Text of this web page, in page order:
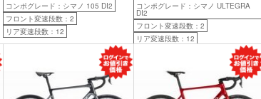
コンポグレード：シマノ 105 DI2
フロント変速段数：2
リア変速段数：12
コンポグレード：シマノ ULTEGRA
DI2
フロント変速段数：2
リア変速段数：12